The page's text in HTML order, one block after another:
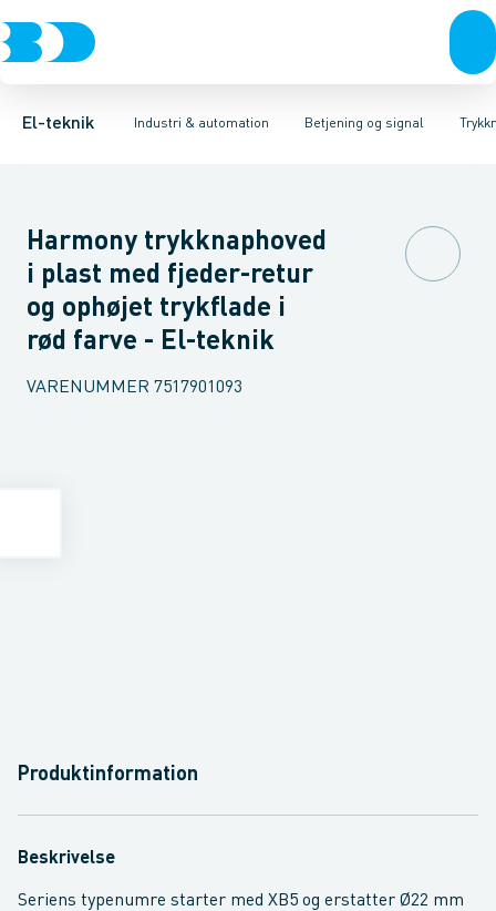
El-teknik Industri & automation
Afbrydere, stikkontakter & lampeudtagForgreningsmateriel
Betjening og signal
Industristiksystemer Frekvensomformere og softstartere
TrykknaphovedLystårn element, optiskTilslutningsmodul
Harmony trykknaphoved
i plast med fjeder-retur
og ophøjet trykflade i
rød farve - El-teknik
VARENUMMER 7517901093
Produktinformation
Beskrivelse
Seriens typenumre starter med XB5 og erstatter Ø22 mm